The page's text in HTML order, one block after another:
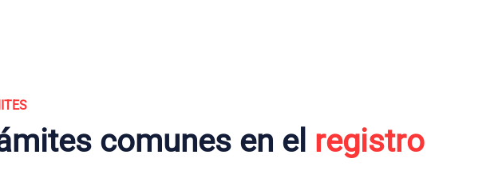
comunes en el registro